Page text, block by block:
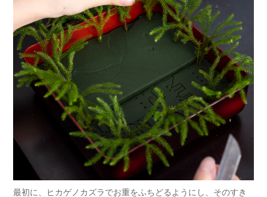
最初に、ヒカゲノカズラでお重をふちどるようにし、そのすき